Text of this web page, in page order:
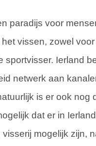
paradijs voor
vissen, zowel
sportvisser. Ierland
netwerk aan
is er ook nog
dat er in
mogelijk zijn,